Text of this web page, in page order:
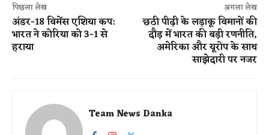
पिछला लेख
अंडर-18 विमेंस एशिया कप:
भारत ने कोरिया को 3-1 से
हराया
अगला लेख
छठी पीढ़ी के लड़ाकू विमानों की
दौड़ में भारत की बड़ी रणनीति,
अमेरिका और यूरोप के साथ
साझेदारी पर नजर
Team News Danka